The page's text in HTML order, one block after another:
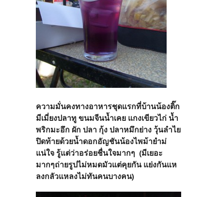
ความมั่นคงทางอาหารชุดแรกที่บ้านน้องติ๊ก
มีเมี่ยงปลาทู ขนมจีนน้ำเคย แกงเขียวไก่ น้ำ
พริกมะอึก ผัก ปลา กุ้ง ปลาหมึกย่าง วุ้นลำไย
ปิดท้ายด้วยน้ำดอกอัญชันน้องไพม้ายำม่
แน่ใจ รู้แต่ว่าอร่อยชื่นใจมากๆ (มีเยอะ
มากๆถ่ายรูปไม่หมดมัวแต่คุยกัน แย่งกันแห
ลงกลัวแหลงไม่ทันคนบางคน)